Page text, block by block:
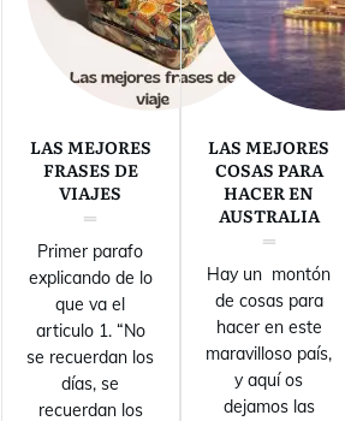
LAS MEJORES
FRASES DE
VIAJES
Primer parafo
explicando de lo
que va el
articulo 1. “No
se recuerdan los
días, se
recuerdan los
LAS MEJORES
COSAS PARA
HACER EN
AUSTRALIA
Hay un montón
de cosas para
hacer en este
maravilloso país,
y aquí os
dejamos las